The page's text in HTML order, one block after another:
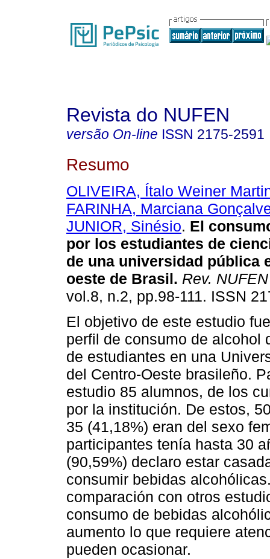
Revista do NUFEN
versão On-line ISSN 2175-2591
Resumo
OLIVEIRA, Ítalo Weiner
FARINHA, Marciana
JUNIOR, Sinésio. El
por los estudiantes de
de una universidad pública
oeste de Brasil. Rev. NUFEN
vol.8, n.2, pp.98-111. ISSN
El objetivo de este estudio
perfil de consumo de alcohol
de estudiantes en una
del Centro-Oeste brasileño.
estudio 85 alumnos, de los
por la institución. De estos,
35 (41,18%) eran del sexo
participantes tenía hasta 30
(90,59%) declaro estar
consumir bebidas
comparación con otros
consumo de bebidas
aumento lo que requiere
pueden ocasionar.